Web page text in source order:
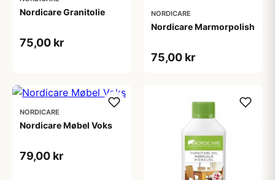
Nordicare Granitolie
75,00 kr
NORDICARE
Nordicare Marmorpolish
75,00 kr
NORDICARE
Nordicare Møbel Voks
79,00 kr